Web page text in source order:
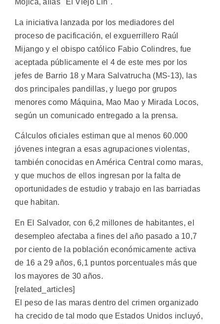
Mojica, alias "El Viejo Lin".
La iniciativa lanzada por los mediadores del
proceso de pacificación, el exguerrillero Raúl
Mijango y el obispo católico Fabio Colindres, fue
aceptada públicamente el 4 de este mes por los
jefes de Barrio 18 y Mara Salvatrucha (MS-13), las
dos principales pandillas, y luego por grupos
menores como Máquina, Mao Mao y Mirada Locos,
según un comunicado entregado a la prensa.
Cálculos oficiales estiman que al menos 60.000
jóvenes integran a esas agrupaciones violentas,
también conocidas en América Central como maras,
y que muchos de ellos ingresan por la falta de
oportunidades de estudio y trabajo en las barriadas
que habitan.
En El Salvador, con 6,2 millones de habitantes, el
desempleo afectaba a fines del año pasado a 10,7
por ciento de la población económicamente activa
de 16 a 29 años, 6,1 puntos porcentuales más que
los mayores de 30 años.
[related_articles]
El peso de las maras dentro del crimen organizado
ha crecido de tal modo que Estados Unidos incluyó,